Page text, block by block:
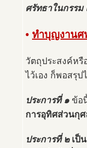
ศรัทธาในกรรม
• ทำบุญงานศ
วัตถุประสงค์ห
ไว้เอง ก็พอสรุป
ประการที่ ๑ข้อ
การอุทิศส่วนกุ
ประการที่ ๒เป็